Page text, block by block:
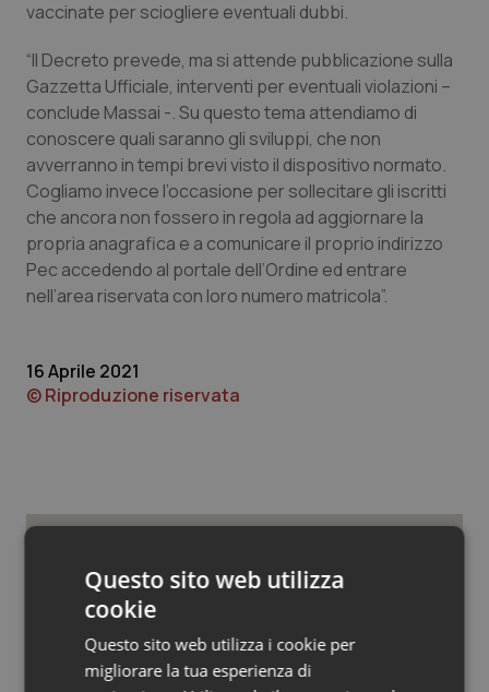
Toscana
Umbria
Valle D’Aosta
Veneto
Obesità
Oftalmologia
Oncodermatologia
Oncoematologia
Psoriasi & pelle
Quotidiano Pediatria
Rene & patologie urogenitali
vaccinate per sciogliere eventuali dubbi.
“Il Decreto prevede, ma si attende pubblicazione sulla
Gazzetta Ufficiale, interventi per eventuali violazioni –
conclude Massai -. Su questo tema attendiamo di
conoscere quali saranno gli sviluppi, che non
avverranno in tempi brevi visto il dispositivo normato.
Cogliamo invece l’occasione per sollecitare gli iscritti
che ancora non fossero in regola ad aggiornare la
propria anagrafica e a comunicare il proprio indirizzo
Pec accedendo al portale dell’Ordine ed entrare
nell’area riservata con loro numero matricola”.
16 Aprile 2021
© Riproduzione riservata
Potrebbe interessarti in
Regioni e Asl
Settimana della Scienza dello
Questo sito web utilizza
cookie
Questo sito web utilizza i cookie per
migliorare la tua esperienza di